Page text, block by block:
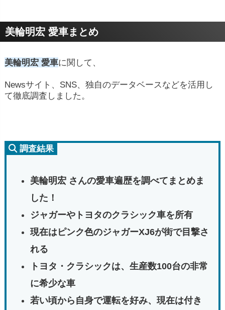
美輪明宏 愛車まとめ
美輪明宏 愛車に関して、
Newsサイト、SNS、独自のデータベースなどを活用し
て徹底調査しました。
調査結果
美輪明宏 さんの愛車遍歴を調べてまとめま
した！
ジャガーやトヨタのクラシック車を所有
現在はピンク色のジャガーXJ6が街で目撃さ
れる
トヨタ・クラシックは、生産数100台の非常
に希少な車
若い頃から自身で運転を好み、現在は付き